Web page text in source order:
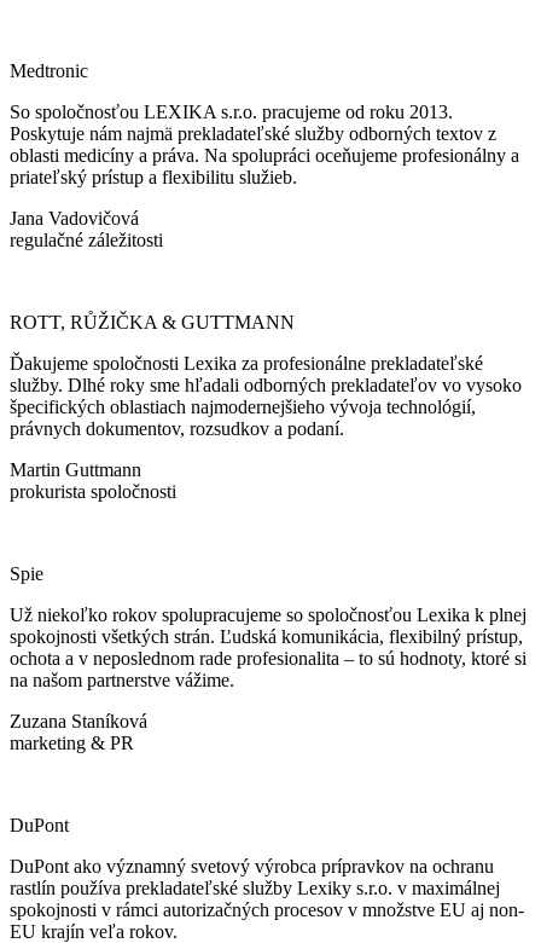
Medtronic
So spoločnosťou LEXIKA s.r.o. pracujeme od roku 2013.
Poskytuje nám najmä prekladateľské služby odborných textov z
oblasti medicíny a práva. Na spolupráci oceňujeme profesionálny a
priateľský prístup a flexibilitu služieb.
Jana Vadovičová
regulačné záležitosti
ROTT, RŮŽIČKA & GUTTMANN
Ďakujeme spoločnosti Lexika za profesionálne prekladateľské
služby. Dlhé roky sme hľadali odborných prekladateľov vo vysoko
špecifických oblastiach najmodernejšieho vývoja technológií,
právnych dokumentov, rozsudkov a podaní.
Martin Guttmann
prokurista spoločnosti
Spie
Už niekoľko rokov spolupracujeme so spoločnosťou Lexika k plnej
spokojnosti všetkých strán. Ľudská komunikácia, flexibilný prístup,
ochota a v neposlednom rade profesionalita – to sú hodnoty, ktoré si
na našom partnerstve vážime.
Zuzana Staníková
marketing & PR
DuPont
DuPont ako významný svetový výrobca prípravkov na ochranu
rastlín používa prekladateľské služby Lexiky s.r.o. v maximálnej
spokojnosti v rámci autorizačných procesov v množstve EU aj non-
EU krajín veľa rokov.